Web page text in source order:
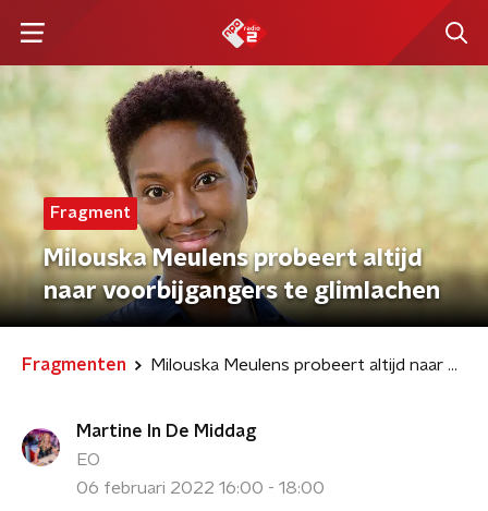
Fragment
Milouska Meulens probeert altijd
naar voorbijgangers te glimlachen
Fragmenten Milouska Meulens probeert altijd naar voorbijgangers te glimlachen
Martine In De Middag
EO
06 februari 2022 16:00 - 18:00